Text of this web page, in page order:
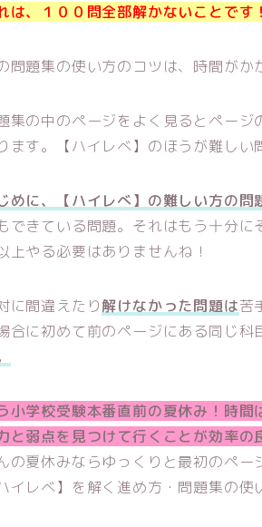
は、１００問全部解かないことです！
問題集の使い方のコツは、時間がか
集の中のページをよく見るとペー
ます。【ハイレべ】のほうが難しい
めに、【ハイレべ】の難しい方の問
できている問題。それはもう十分
上やる必要はありませんね！
に間違えたり解けなかった問題は苦
合に初めて前のページにある同じ科
小学校受験本番直前の夏休み！時
と弱点を見つけて行くことが効率の
の夏休みならゆっくりと最初のペ
ハイレべ】を解く進め方・問題集の